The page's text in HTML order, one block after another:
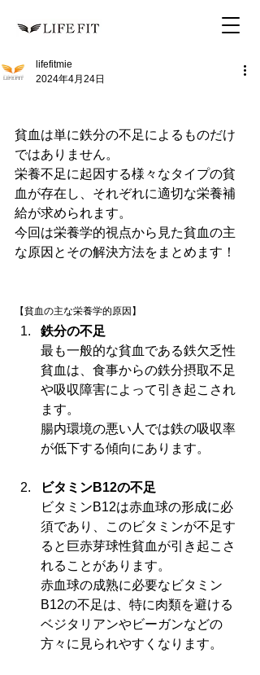
lifefitmie
2024年4月24日
貧血は単に鉄分の不足によるものだけ
ではありません。
栄養不足に起因する様々なタイプの貧
血が存在し、それぞれに適切な栄養補
給が求められます。
今回は栄養学的視点から見た貧血の主
な原因とその解決方法をまとめます！
【貧血の主な栄養学的原因】
鉄分の不足
最も一般的な貧血である鉄欠乏性
貧血は、食事からの鉄分摂取不足
や吸収障害によって引き起こされ
ます。
腸内環境の悪い人では鉄の吸収率
が低下する傾向にあります。
ビタミンB12の不足
ビタミンB12は赤血球の形成に必
須であり、このビタミンが不足す
ると巨赤芽球性貧血が引き起こさ
れることがあります。
赤血球の成熟に必要なビタミン
B12の不足は、特に肉類を避ける
ベジタリアンやビーガンなどの
方々に見られやすくなります。